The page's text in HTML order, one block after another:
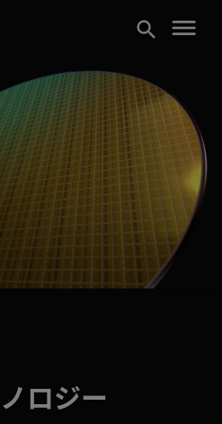
search menu
ロジー